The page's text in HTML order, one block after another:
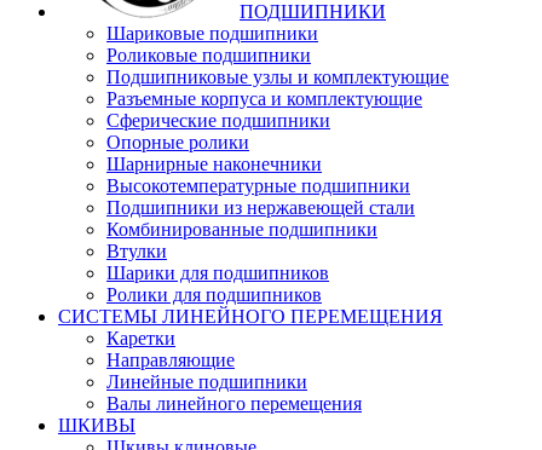
ПОДШИПНИКИ
Шариковые подшипники
Роликовые подшипники
Подшипниковые узлы и комплектующие
Разъемные корпуса и комплектующие
Сферические подшипники
Опорные ролики
Шарнирные наконечники
Высокотемпературные подшипники
Подшипники из нержавеющей стали
Комбинированные подшипники
Втулки
Шарики для подшипников
Ролики для подшипников
СИСТЕМЫ ЛИНЕЙНОГО ПЕРЕМЕЩЕНИЯ
Каретки
Направляющие
Линейные подшипники
Валы линейного перемещения
ШКИВЫ